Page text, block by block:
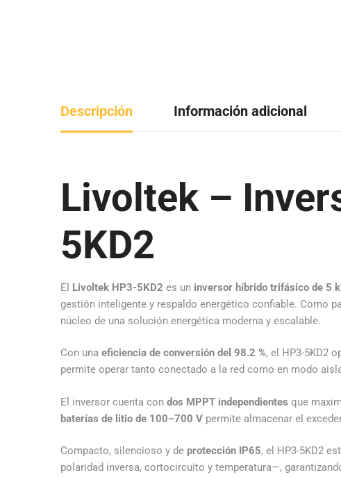
Descripción Información adicional
Livoltek –
5KD2
El Livoltek HP3-5KD2 es un inversor híbrido trifásico de 5
gestión inteligente y respaldo energético confiable. Como
núcleo de una solución energética moderna y escalable.
Con una eficiencia de conversión del 98.2 %, el HP3-5KD2
permite operar tanto conectado a la red como en modo
El inversor cuenta con dos MPPT independientes que
baterías de litio de 100–700 V permite almacenar el
Compacto, silencioso y de protección IP65, el HP3-5KD2
polaridad inversa, cortocircuito y temperatura—,